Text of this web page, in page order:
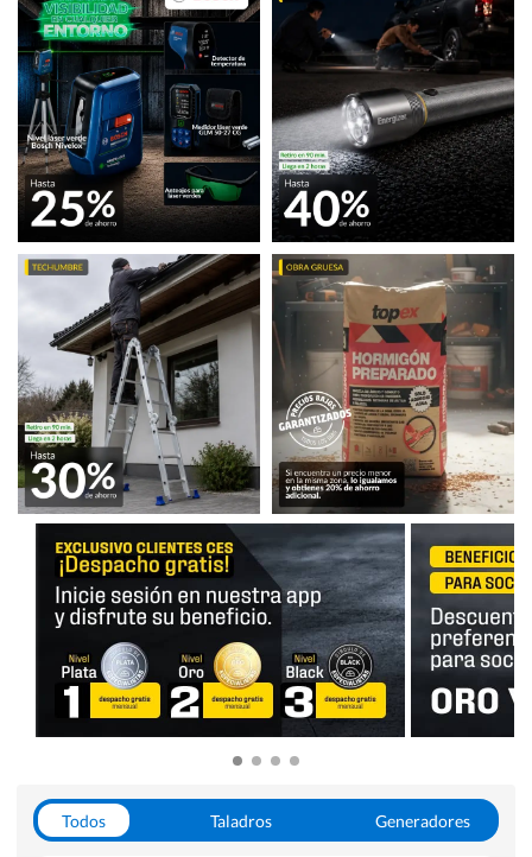
Todos Taladros
Generadores